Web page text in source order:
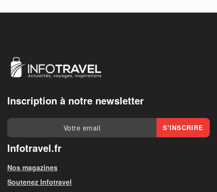
Inscription à notre newsletter
Infotravel.fr
Nos magazines
Soutenez Infotravel